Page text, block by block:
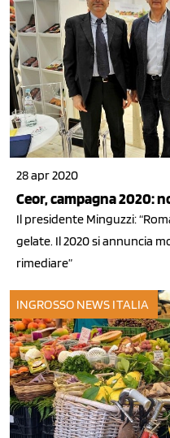
28 apr 2020
Ceor, campagna 2020:
Il presidente Minguzzi:
gelate. Il 2020 si annuncia
rimediare”
INGROSSO NEWS ITALIA